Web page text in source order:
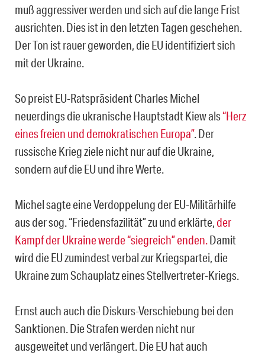
muß aggressiver werden und sich auf die lange Frist
ausrichten. Dies ist in den letzten Tagen geschehen.
Der Ton ist rauer geworden, die EU identifiziert sich
mit der Ukraine.
So preist EU-Ratspräsident Charles Michel
neuerdings die ukranische Hauptstadt Kiew als“Herz
eines freien und demokratischen Europa”. Der
russische Krieg ziele nicht nur auf die Ukraine,
sondern auf die EU und ihre Werte.
Michel sagte eine Verdoppelung der EU-Militärhilfe
aus der sog. “Friedensfazilität” zu und erklärte,der
Kampf der Ukraine werde “siegreich” enden.Damit
wird die EU zumindest verbal zur Kriegspartei, die
Ukraine zum Schauplatz eines Stellvertreter-Kriegs.
Ernst auch auch die Diskurs-Verschiebung bei den
Sanktionen. Die Strafen werden nicht nur
ausgeweitet und verlängert. Die EU hat auch